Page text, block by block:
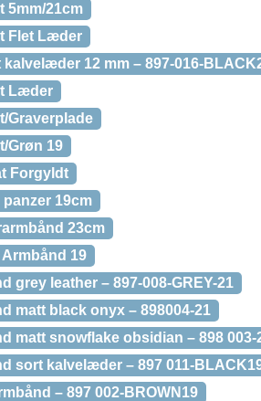
5mm/21cm
Flet Læder
12 mm – 897-016-
Læder
Graverplade
Grøn 19
Forgyldt
19cm
23cm
19
grey leather – 897-008-GREY-21
matt black onyx – 898004-21
matt snowflake obsidian – 898 003-
sort kalvelæder – 897 011-
– 897 002-BROWN19